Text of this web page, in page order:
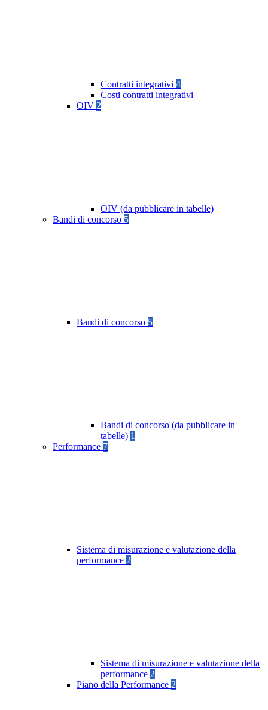
Contratti integrativi 4
Costi contratti integrativi
OIV 2
OIV (da pubblicare in tabelle)
Bandi di concorso 5
Bandi di concorso 5
Bandi di concorso (da pubblicare in
tabelle) 1
Performance 7
Sistema di misurazione e valutazione della
performance 2
Sistema di misurazione e valutazione della
performance 2
Piano della Performance 2